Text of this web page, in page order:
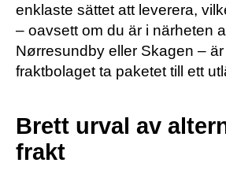
enklaste sättet att leverera,
– oavsett om du är i närheten
Nørresundby eller Skagen – är
fraktbolaget ta paketet till ett
Brett urval av
frakt